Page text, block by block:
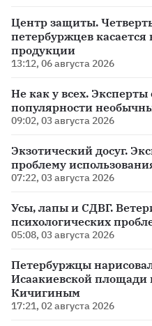
Центр защиты.
петербуржцев
продукции
13:12, 06 августа 2026
Не как у всех.
популярности
09:02, 03 августа 2026
Экзотический досуг.
проблему
07:22, 03 августа 2026
Усы, лапы и СДВГ.
психологических
05:08, 03 августа 2026
Петербуржцы
Исаакиевской площади
Кичигиным
17:21, 02 августа 2026